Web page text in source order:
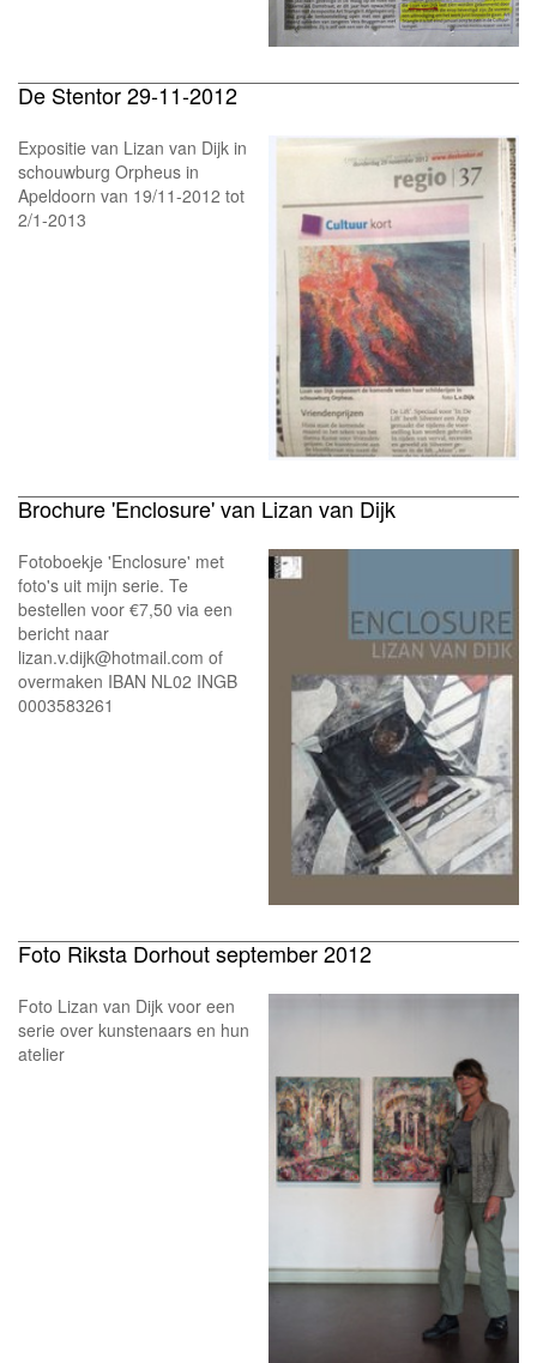
De Stentor 29-11-2012
Expositie van Lizan van Dijk in
schouwburg Orpheus in
Apeldoorn van 19/11-2012 tot
2/1-2013
Brochure 'Enclosure' van Lizan van Dijk
Fotoboekje 'Enclosure' met
foto's uit mijn serie. Te
bestellen voor €7,50 via een
bericht naar
lizan.v.dijk@hotmail.com of
overmaken IBAN NL02 INGB
0003583261
Foto Riksta Dorhout september 2012
Foto Lizan van Dijk voor een
serie over kunstenaars en hun
atelier